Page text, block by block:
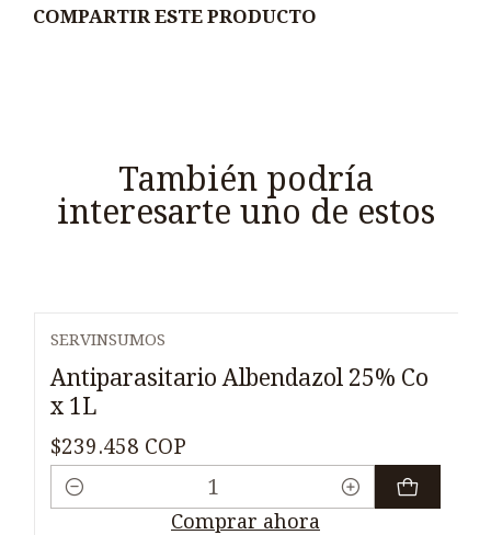
COMPARTIR ESTE PRODUCTO
También podría
interesarte uno de estos
SERVINSUMOS
Antiparasitario Albendazol 25% Co
x 1L
$239.458 COP
Cantidad
Comprar ahora